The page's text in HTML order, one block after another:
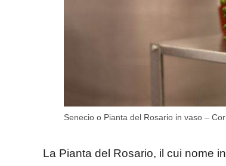
Senecio o Pianta del Rosario in vaso –
La Pianta del Rosario, il cui nome